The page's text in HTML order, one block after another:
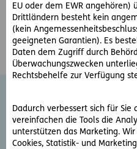
EU oder dem EWR
Drittländern besteht kein
(kein
geeigneten Garantien). Es
Daten dem Zugriff durch
Überwachungszwecken
Rechtsbehelfe zur Verfügung
Dadurch verbessert sich für Sie
vereinfachen die Tools die
unterstützen das Marketing.
Cookies, Statistik- und
Fr:
9:00-12:00
Weitere